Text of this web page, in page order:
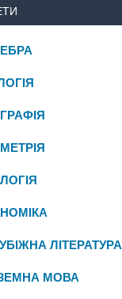
ЛІТЕРАТУРА
МОВА